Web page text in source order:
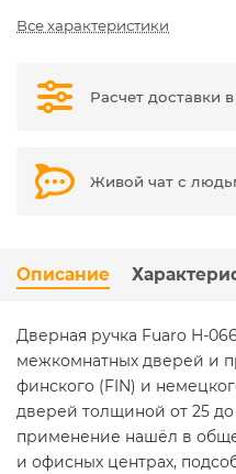
Все характеристики
Расчет доставки
Живой чат с
Описание
Дверная ручка Fuaro H-
межкомнатных дверей и
финского (FIN) и
дверей толщиной от 25
применение нашёл в
и офисных центрах,